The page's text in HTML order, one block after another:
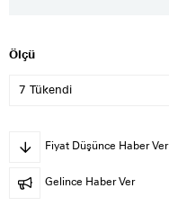
Ölçü
Fiyat Düşünce Haber Ver
Gelince Haber Ver